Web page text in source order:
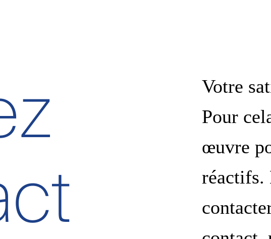
Votre
Pour
œuvre
réactifs.